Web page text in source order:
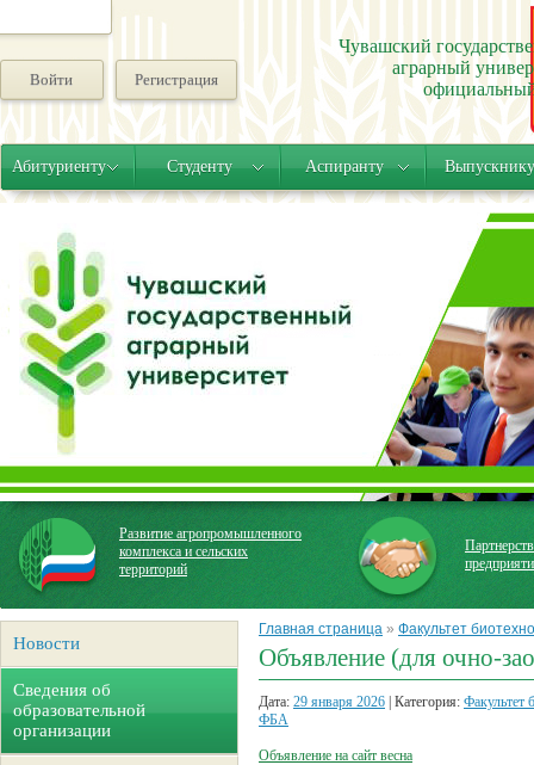
Войти Регистрация
Чувашский
аграрный
Абитуриенту Студенту Аспиранту
Развитие агропромышленного
комплекса и сельских
территорий
Новости
Сведения об
образовательной
организации
Главная страница » Факультет
Объявление (для очно-
Дата: 29 января 2026 | Категория: Факультет
ФБА
Объявление на сайт весна